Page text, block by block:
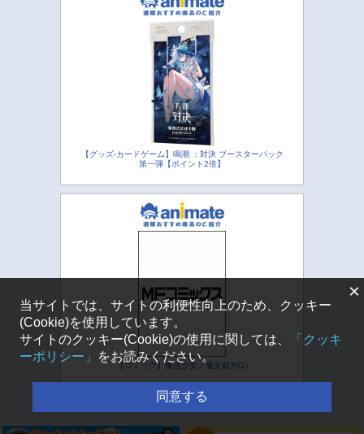
【グッズ-カードゲーム】鳴潮 ：対決 ブースターパック
第一弾【ポイント2倍】
【コミック】魔法少女ノ魔女裁判(2)
×
当サイトでは、サイトの利便性向上のため、クッキー
(Cookie)を使用しています。
サイトのクッキー(Cookie)の使用に関しては、
「クッキ
ーポリシー」
をお読みください。
同意する